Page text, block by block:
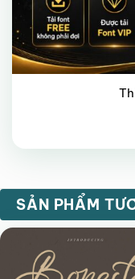
SẢN PHẨM
FREE